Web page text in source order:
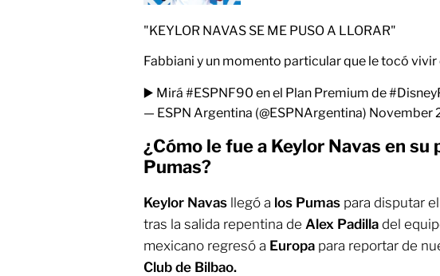
"KEYLOR NAVAS SE ME PUSO A LLORAR"
Fabbiani y un momento particular que le tocó
▶️ Mirá #ESPNF90 en el Plan Premium de
— ESPN Argentina (@ESPNArgentina) November
¿Cómo le fue a Keylor Navas en
Pumas?
Keylor Navas llegó a los Pumas para disputar
tras la salida repentina de Alex Padilla del
mexicano regresó a Europa para reportar de
Club de Bilbao.